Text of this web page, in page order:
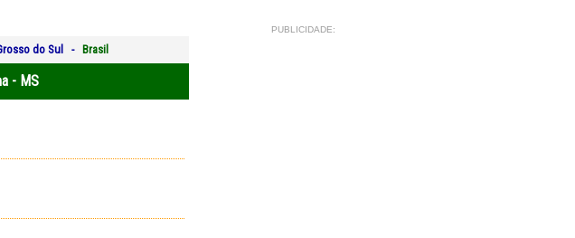
do Sul - Brasil
- MS
PUBLICIDADE: